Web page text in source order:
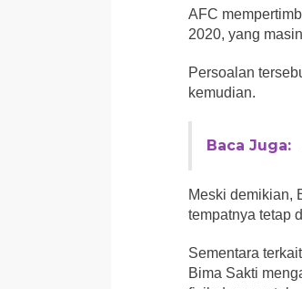
AFC
2020, yang
Persoalan
kemudian.
Baca Juga:
Meski demikian,
tempatnya tetap
Sementara
Bima Sakti